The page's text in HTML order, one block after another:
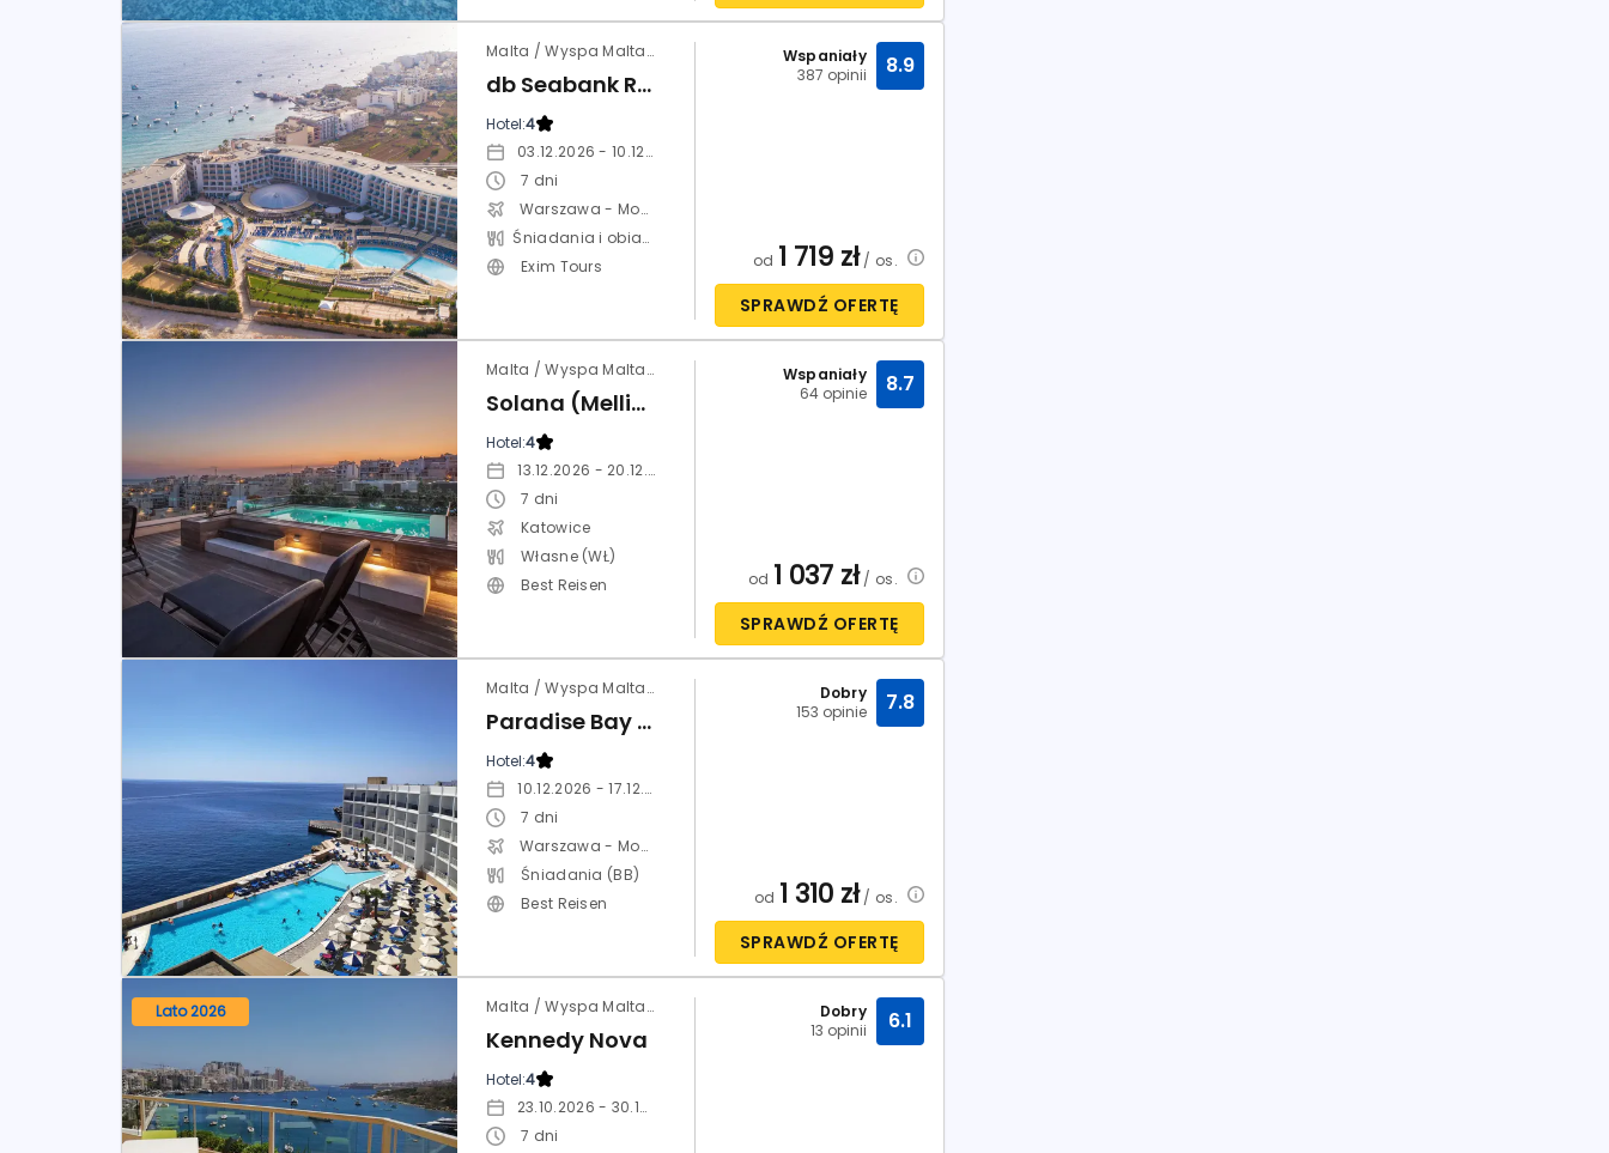
Malta / Wyspa Malta / Mellieha
db Seabank Resort & Spa (ex RIU Seabank)
Hotel:4
03.12.2026 - 10.12.2026
7 dni
Warszawa - Modlin
Śniadania i obiadokolacje (HB)
Exim Tours
Wspaniały
387 opinii
8.9
od 1 719 zł/ os.
SPRAWDŹ OFERTĘ
Malta / Wyspa Malta / Mellieha
Solana (Mellieha)
Hotel:4
13.12.2026 - 20.12.2026
7 dni
Katowice
Własne (WŁ)
Best Reisen
Wspaniały
64 opinie
8.7
od 1 037 zł/ os.
SPRAWDŹ OFERTĘ
Malta / Wyspa Malta / Cirkewwa
Paradise Bay Resort
Hotel:4
10.12.2026 - 17.12.2026
7 dni
Warszawa - Modlin
Śniadania (BB)
Best Reisen
Dobry
153 opinie
7.8
od 1 310 zł/ os.
SPRAWDŹ OFERTĘ
Lato 2026 Malta / Wyspa Malta / Sliema
Kennedy Nova
Hotel:4
23.10.2026 - 30.10.2026
7 dni
Dobry
13 opinii
6.1